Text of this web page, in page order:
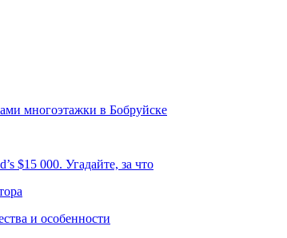
многоэтажки в Бобруйске
$15 000. Угадайте, за что
и особенности